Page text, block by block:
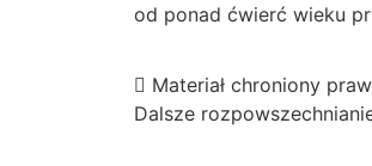
od ponad ćwierć wieku
Materiał chroniony
Dalsze